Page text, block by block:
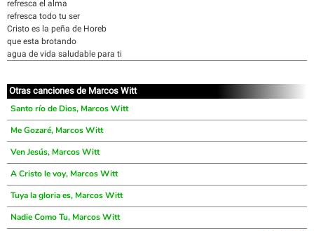
refresca el alma
refresca todo tu ser
Cristo es la peña de Horeb
que esta brotando
agua de vida saludable para ti
Otras canciones de Marcos Witt
Santo río de Dios, Marcos Witt
Me Gozaré, Marcos Witt
Ven Jesús, Marcos Witt
A Cristo le voy, Marcos Witt
Tuya la gloria es, Marcos Witt
Nadie Como Tu, Marcos Witt